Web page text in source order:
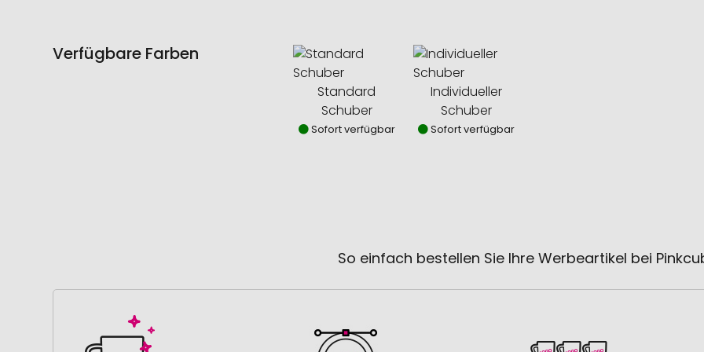
Verfügbare Farben
Standard
Schuber
Sofort verfügbar
Individueller
Schuber
Sofort verfügbar
So einfach bestellen Sie Ihre Werbeartikel bei